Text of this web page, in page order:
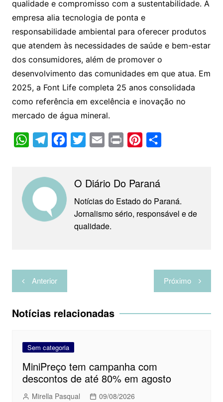
qualidade e compromisso com a sustentabilidade. A
empresa alia tecnologia de ponta e
responsabilidade ambiental para oferecer produtos
que atendem às necessidades de saúde e bem-estar
dos consumidores, além de promover o
desenvolvimento das comunidades em que atua. Em
2025, a Font Life completa 25 anos consolidada
como referência em excelência e inovação no
mercado de água mineral.
W
t
s
A
e
r
b
t
t
e
r
i
l
n
t
t
e
r
a
r
a
O Diário Do Paraná
Notícias do Estado do Paraná.
Jornalismo sério, responsável e de
qualidade.
Navegação
de
Post
Anterior Próximo
Notícias relacionadas
Sem categoria
MiniPreço tem campanha com
descontos de até 80% em agosto
Mirella Pasqual 09/08/2026